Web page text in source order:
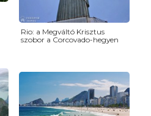
Rio: a Megváltó Krisztus
szobor a Corcovado-hegyen